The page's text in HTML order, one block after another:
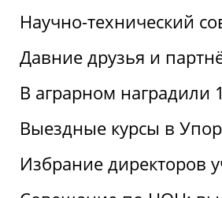
Научно-технический
Давние друзья и
В аграрном наградили
Выездные курсы в
Избрание директоров